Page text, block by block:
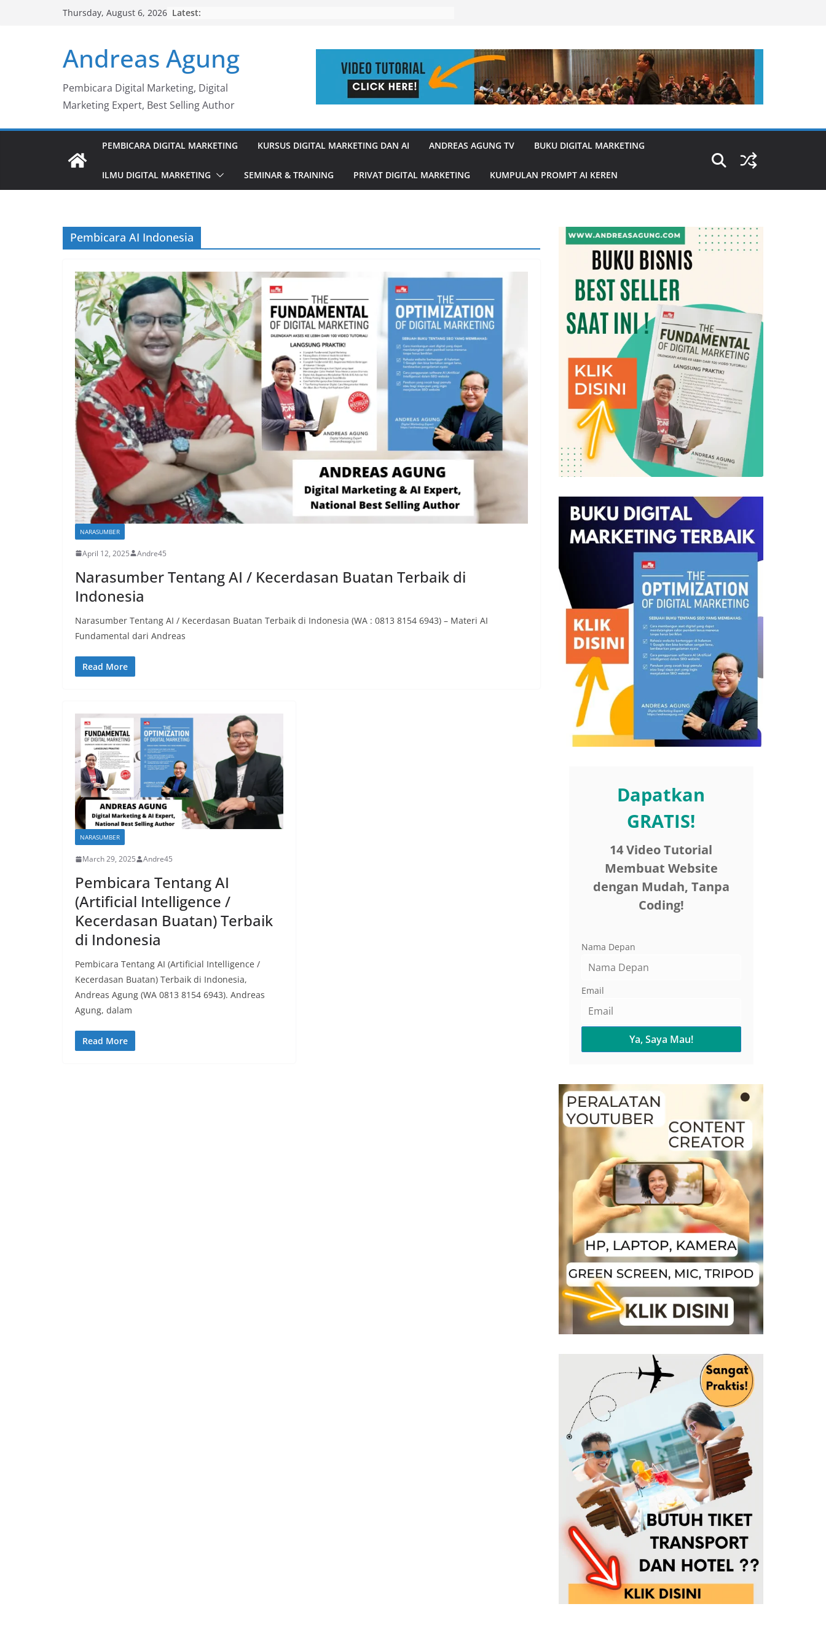
Thursday, August 6, 2026 Latest:
Andreas Agung
Pembicara Digital Marketing, Digital
Marketing Expert, Best Selling Author
PEMBICARA DIGITAL MARKETING KURSUS DIGITAL MARKETING DAN AI ANDREAS AGUNG TV BUKU DIGITAL MARKETING
ILMU DIGITAL MARKETING SEMINAR & TRAINING PRIVAT DIGITAL MARKETING KUMPULAN PROMPT AI KEREN
Pembicara AI Indonesia
NARASUMBER
April 12, 2025 Andre45
Narasumber Tentang AI / Kecerdasan Buatan Terbaik di
Indonesia
Narasumber Tentang AI / Kecerdasan Buatan Terbaik di Indonesia (WA : 0813 8154 6943) – Materi AI
Fundamental dari Andreas
Read More
NARASUMBER
March 29, 2025 Andre45
Pembicara Tentang AI
(Artificial Intelligence /
Kecerdasan Buatan) Terbaik
di Indonesia
Pembicara Tentang AI (Artificial Intelligence /
Kecerdasan Buatan) Terbaik di Indonesia,
Andreas Agung (WA 0813 8154 6943). Andreas
Agung, dalam
Read More
Dapatkan
GRATIS!
14 Video Tutorial
Membuat Website
dengan Mudah, Tanpa
Coding!
Nama Depan
Email